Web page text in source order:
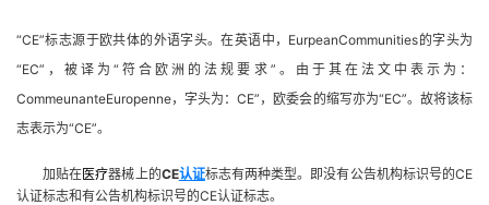
“CE”标志源于欧共体的外语字头。在英语中， EurpeanCommunities的字头为
“EC” ，被译为“ 符合欧洲的法规要求 ” 。由于其在法文中表示为：
CommeunanteEuropenne，字头为：CE” ，欧委会的缩写亦为“EC”。故将该标
志表示为“CE”。
加贴在医疗器械上的CE认证标志有两种类型。即没有公告机构标识号的CE
认证标志和有公告机构标识号的CE认证标志。